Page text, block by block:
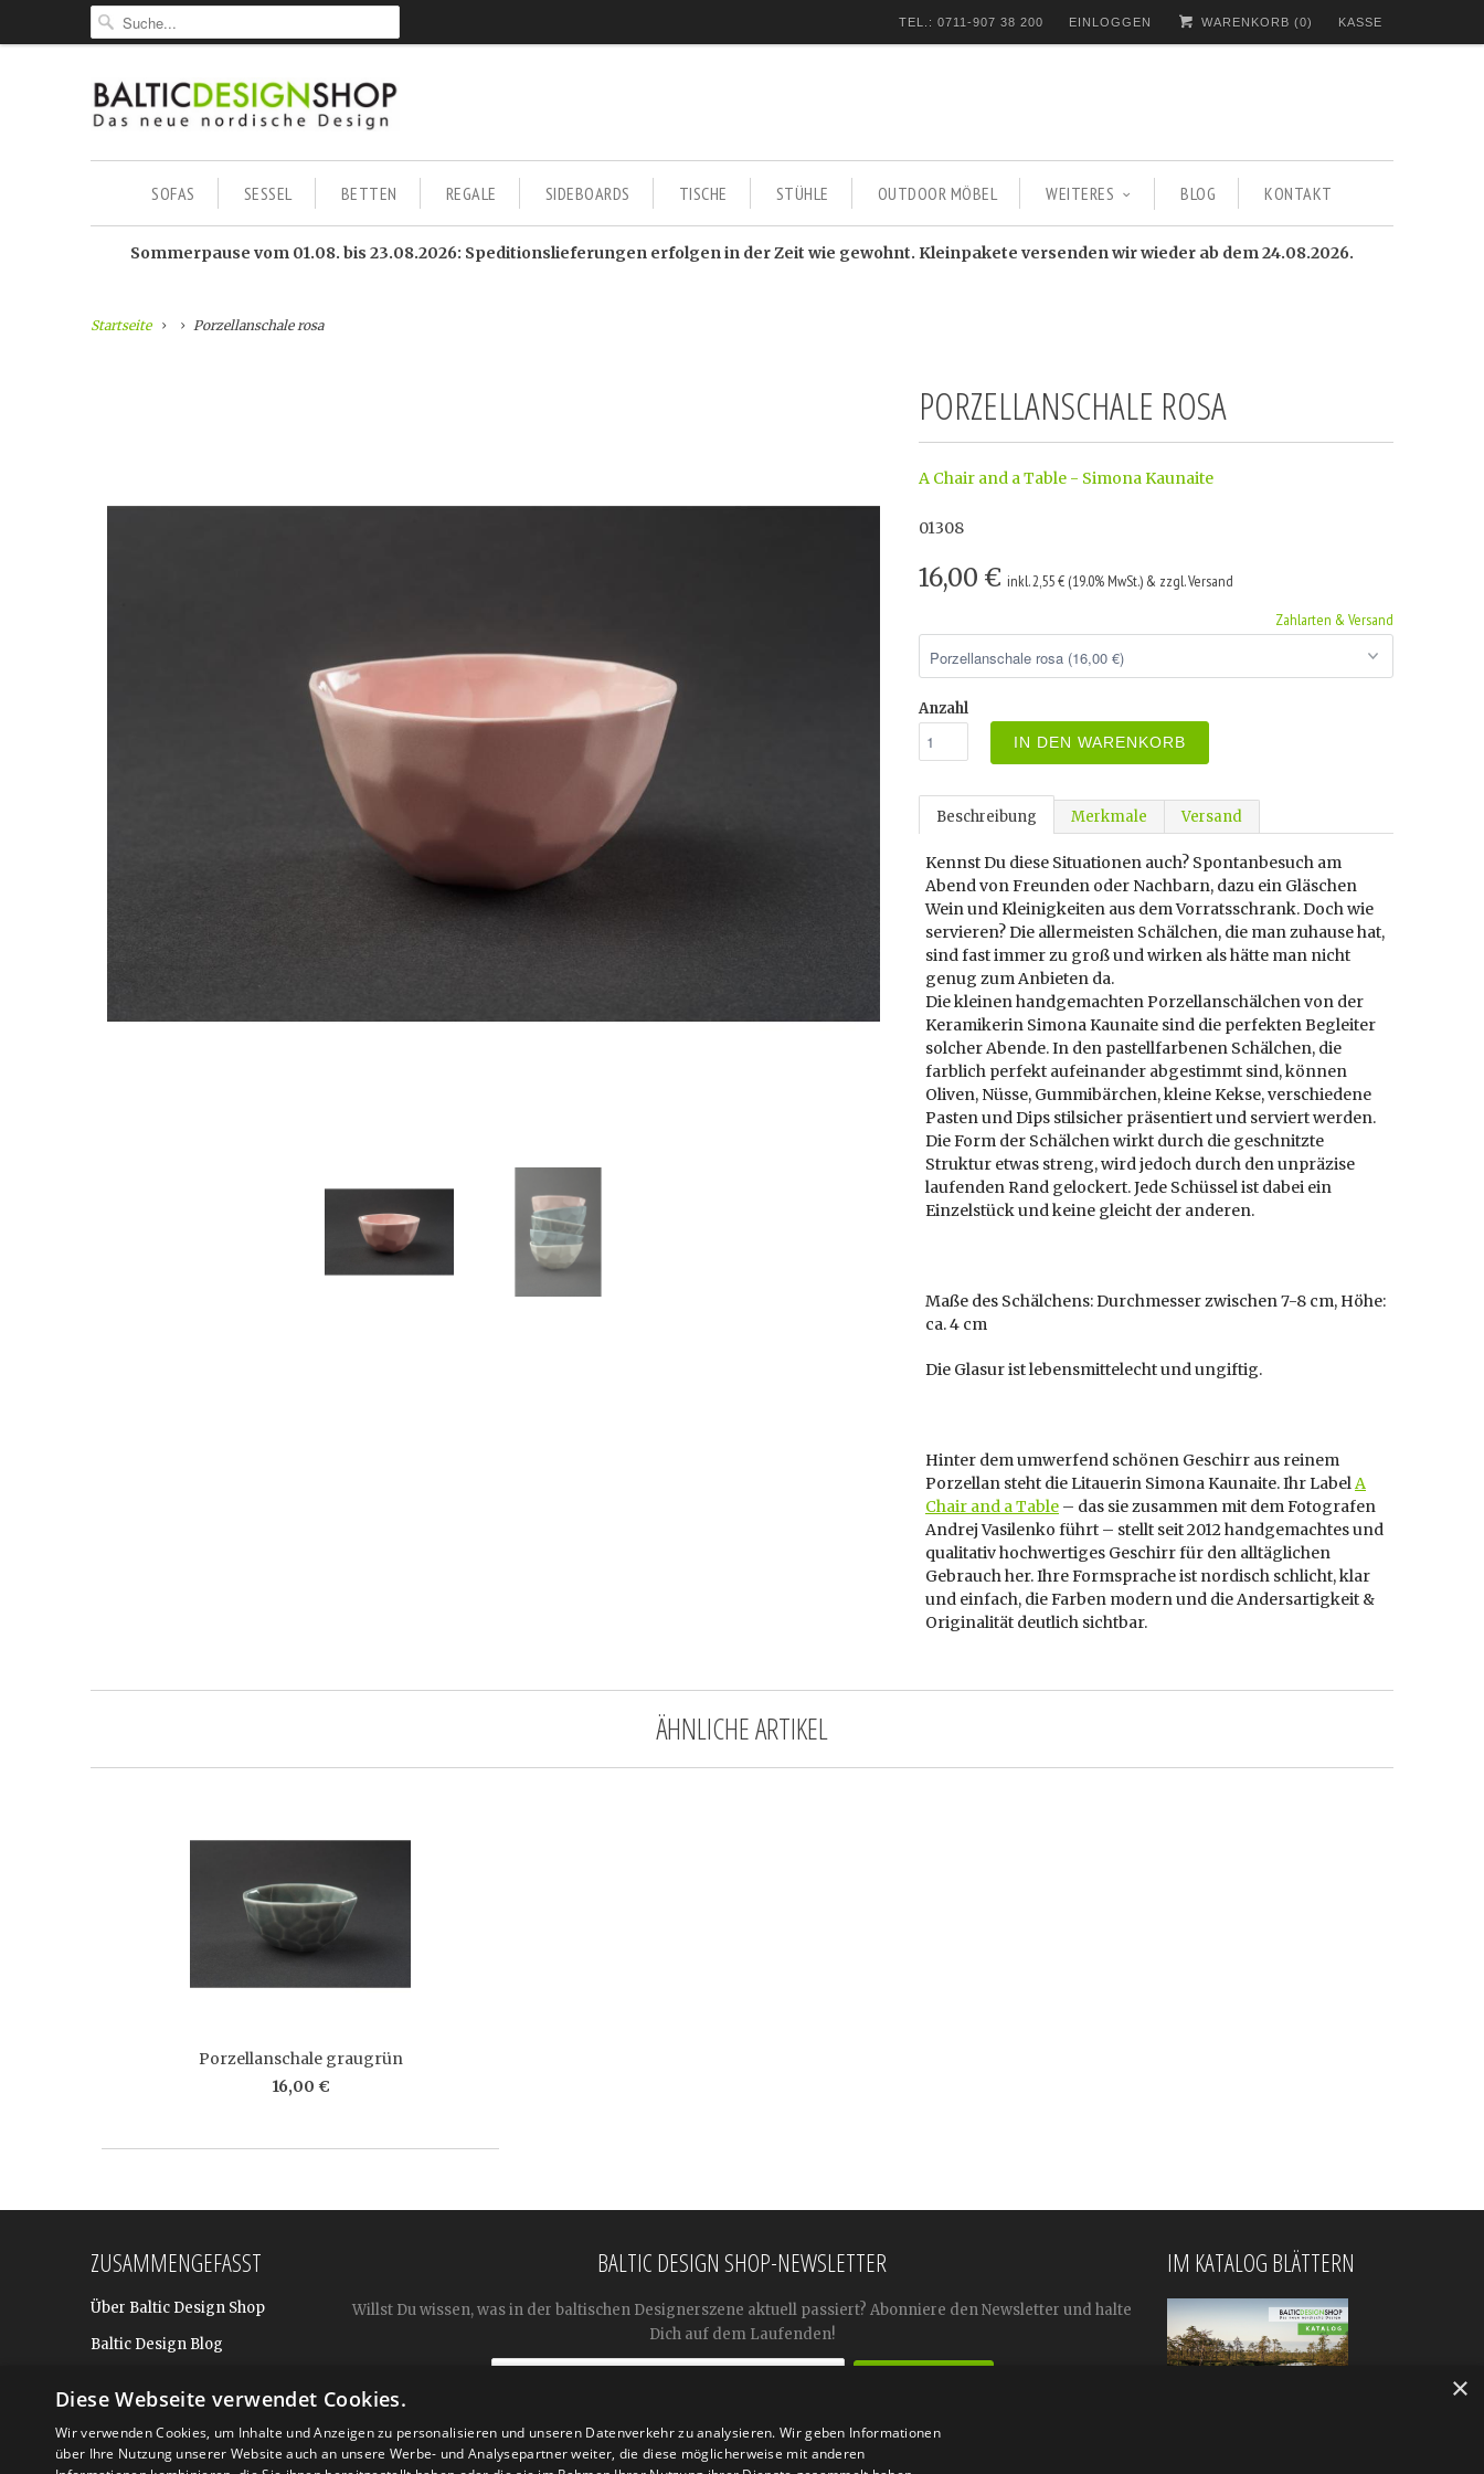
TEL.: 0711-907 38 200 EINLOGGEN WARENKORB (0) KASSE
SOFAS SESSEL BETTEN REGALE SIDEBOARDS TISCHE STÜHLE OUTDOOR MÖBEL WEITERES BLOG KONTAKT
Sommerpause vom 01.08. bis 23.08.2026: Speditionslieferungen erfolgen in der Zeit wie gewohnt. Kleinpakete versenden wir wieder ab dem 24.08.2026.
Startseite Porzellanschale rosa
PORZELLANSCHALE ROSA
A Chair and a Table - Simona Kaunaite
01308
16,00 € inkl. 2,55 € (19.0% MwSt.) & zzgl. Versand
Zahlarten & Versand
Anzahl
IN DEN WARENKORB
Beschreibung Merkmale Versand
Kennst Du diese Situationen auch? Spontanbesuch am
Abend von Freunden oder Nachbarn, dazu ein Gläschen
Wein und Kleinigkeiten aus dem Vorratsschrank. Doch wie
servieren? Die allermeisten Schälchen, die man zuhause hat,
sind fast immer zu groß und wirken als hätte man nicht
genug zum Anbieten da.
Die kleinen handgemachten Porzellanschälchen von der
Keramikerin Simona Kaunaite sind die perfekten Begleiter
solcher Abende. In den pastellfarbenen Schälchen, die
farblich perfekt aufeinander abgestimmt sind, können
Oliven, Nüsse, Gummibärchen, kleine Kekse, verschiedene
Pasten und Dips stilsicher präsentiert und serviert werden.
Die Form der Schälchen wirkt durch die geschnitzte
Struktur etwas streng, wird jedoch durch den unpräzise
laufenden Rand gelockert. Jede Schüssel ist dabei ein
Einzelstück und keine gleicht der anderen.
Maße des Schälchens: Durchmesser zwischen 7-8 cm, Höhe:
ca. 4 cm
Die Glasur ist lebensmittelecht und ungiftig.
Hinter dem umwerfend schönen Geschirr aus reinem
Porzellan steht die Litauerin Simona Kaunaite. Ihr LabelA
Chair and a Table – das sie zusammen mit dem Fotografen
Andrej Vasilenko führt – stellt seit 2012 handgemachtes und
qualitativ hochwertiges Geschirr für den alltäglichen
Gebrauch her. Ihre Formsprache ist nordisch schlicht, klar
und einfach, die Farben modern und die Andersartigkeit &
Originalität deutlich sichtbar.
ÄHNLICHE ARTIKEL
Porzellanschale graugrün
16,00 €
ZUSAMMENGEFASST
Über Baltic Design Shop
Baltic Design Blog
Für BtoB: Design Geschenke
BALTIC DESIGN SHOP-NEWSLETTER
Willst Du wissen, was in der baltischen Designerszene aktuell passiert? Abonniere den Newsletter und halte
Dich auf dem Laufenden!
IM KATALOG BLÄTTERN
×
Diese Webseite verwendet Cookies.
Wir verwenden Cookies, um Inhalte und Anzeigen zu personalisieren und unseren Datenverkehr zu analysieren. Wir geben Informationen
über Ihre Nutzung unserer Website auch an unsere Werbe- und Analysepartner weiter, die diese möglicherweise mit anderen